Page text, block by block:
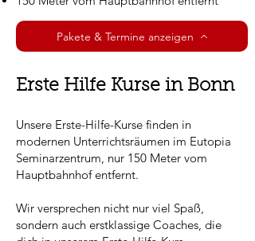
Pakete & Termine anzeigen
Erste Hilfe Kurse in Bonn
Unsere Erste-Hilfe-Kurse finden in
modernen Unterrichtsräumen im Eutopia
Seminarzentrum, nur 150 Meter vom
Hauptbahnhof entfernt.
Wir versprechen nicht nur viel Spaß,
sondern auch erstklassige Coaches, die